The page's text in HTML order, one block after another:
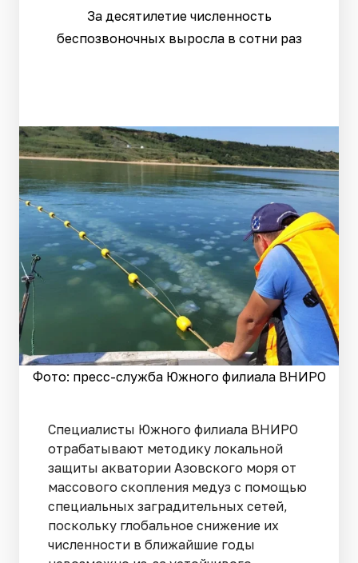
За десятилетие численность
беспозвоночных выросла в сотни раз
Фото: пресс-служба Южного филиала ВНИРО
Специалисты Южного филиала ВНИРО
отрабатывают методику локальной
защиты акватории Азовского моря от
массового скопления медуз с помощью
специальных заградительных сетей,
поскольку глобальное снижение их
численности в ближайшие годы